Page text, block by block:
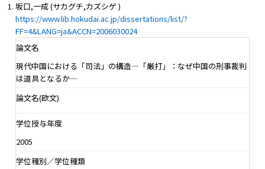
坂口,一成 (サカグチ,カズシゲ )
https://www.lib.hokudai.ac.jp/dissertations/list/?
FF=4&LANG=ja&ACCN=2006030024
論文名
現代中国における「司法」の構造―「厳打」：なぜ中国の刑事裁判
は道具となるか―
論文名(欧文)
学位授与年度
2005
学位種別／学位種類